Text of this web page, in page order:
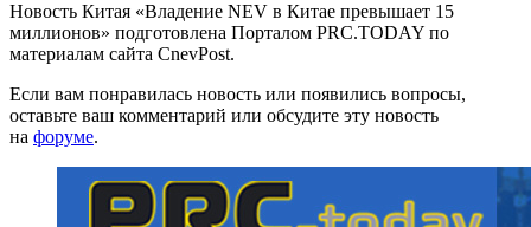
Новость Китая «Владение NEV в Китае превышает 15
миллионов» подготовлена Порталом PRC.TODAY по
материалам сайта CnevPost.
Если вам понравилась новость или появились вопросы,
оставьте ваш комментарий или обсудите эту новость
на форуме.